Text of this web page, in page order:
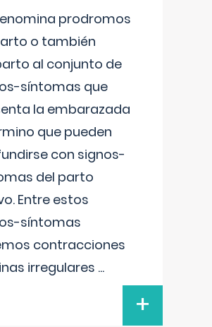
prodromos
o también
al conjunto de
síntomas que
la embarazada
que pueden
con signos-
del parto
Entre estos
síntomas
contracciones
irregulares ...
+